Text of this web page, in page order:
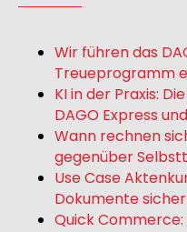
Wir führen das
Treueprogramm
KI in der Praxis:
DAGO Express
Wann rechnen
gegenüber
Use Case
Dokumente sicher
Quick